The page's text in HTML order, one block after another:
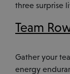
three surprise
Team
Gather your
energy